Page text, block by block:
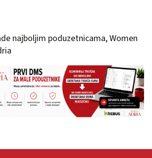
najboljim poduzetnicama, Women